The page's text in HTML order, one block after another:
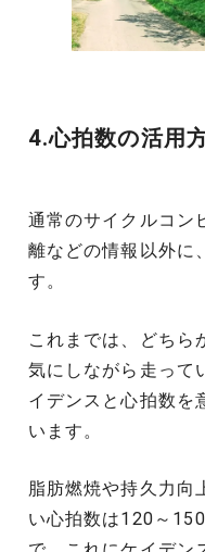
4.心拍数の活用
通常のサイクルコン
離などの情報以外に
す。
これまでは、どちら
気にしながら走って
イデンスと心拍数を
います。
脂肪燃焼や持久力向
い心拍数は120～